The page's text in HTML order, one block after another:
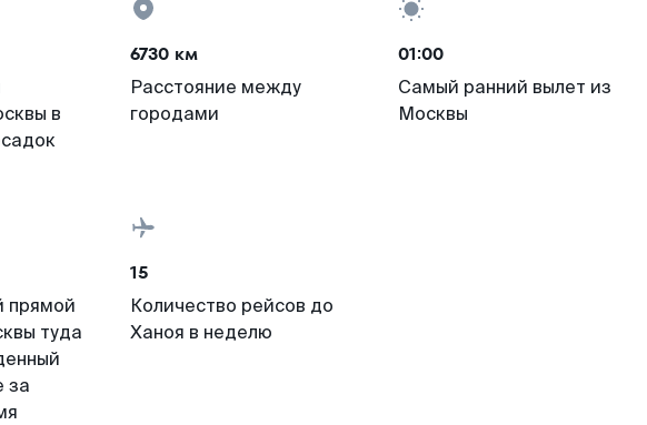
в
6730 км
Расстояние между
городами
01:00
Самый ранний вылет из
Москвы
прямой
туда
за
15
Количество рейсов до
Ханоя в неделю